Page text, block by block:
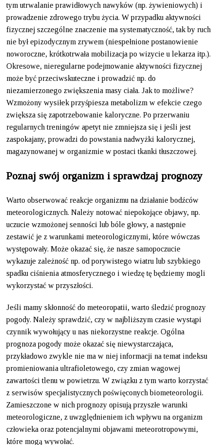
tym utrwalanie prawidłowych nawyków (np. żywieniowych) i
prowadzenie zdrowego trybu życia. W przypadku aktywności
fizycznej szczególne znaczenie ma systematyczność, tak by ruch
nie był epizodycznym zrywem (niespełnione postanowienie
noworoczne, krótkotrwała mobilizacja po wizycie u lekarza itp.).
Okresowe, nieregularne podejmowanie aktywności fizycznej
może być przeciwskuteczne i prowadzić np. do
niezamierzonego zwiększenia masy ciała. Jak to możliwe?
Wzmożony wysiłek przyśpiesza metabolizm w efekcie czego
zwiększa się zapotrzebowanie kaloryczne. Po przerwaniu
regularnych treningów apetyt nie zmniejsza się i jeśli jest
zaspokajany, prowadzi do powstania nadwyżki kalorycznej,
magazynowanej w organizmie w postaci tkanki tłuszczowej.
Poznaj swój organizm i sprawdzaj prognozy
Warto obserwować reakcje organizmu na działanie bodźców
meteorologicznych. Należy notować niepokojące objawy, np.
uczucie wzmożonej senności lub bóle głowy, a następnie
zestawić je z warunkami meteorologicznymi, które wówczas
występowały. Może okazać się, że nasze samopoczucie
wykazuje zależność np. od porywistego wiatru lub szybkiego
spadku ciśnienia atmosferycznego i wiedzę tę będziemy mogli
wykorzystać w przyszłości.
Jeśli mamy skłonność do meteoropatii, warto śledzić prognozy
pogody. Należy sprawdzić, czy w najbliższym czasie wystąpi
czynnik wywołujący u nas niekorzystne reakcje. Ogólna
prognoza pogody może okazać się niewystarczająca,
przykładowo zwykle nie ma w niej informacji na temat indeksu
promieniowania ultrafioletowego, czy zmian wagowej
zawartości tlenu w powietrzu. W związku z tym warto korzystać
z serwisów specjalistycznych poświęconych biometeorologii.
Zamieszczone w nich prognozy opisują przyszłe warunki
meteorologiczne, z uwzględnieniem ich wpływu na organizm
człowieka oraz potencjalnymi objawami meteorotropowymi,
które mogą wywołać.